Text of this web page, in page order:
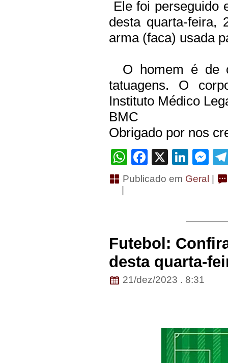
Ele foi perseguido
desta quarta-feira,
arma (faca) usada
O homem é de
tatuagens. O
Instituto Médico
BMC
Obrigado por nos
WhatsApp
Facebook
X
Publicado em Geral |
Futebol:
desta quarta-
21/dez/2023 . 8:31